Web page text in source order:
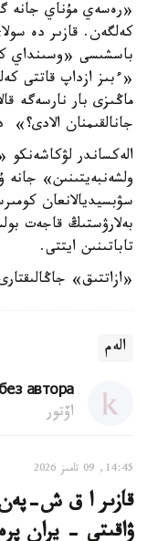
«رەسەي مۇناي جانە
كەلگەن. قازىر دە
باسشىسى «وسىنداي
«ءبىز ازداپ قاتتى
ماڭىزى بار نارسەگە
جانالقىمنان
الەكساندر لۋكاشەنكو
ولشەنبەيتىنىن»
سۋبسيديالانعان
بەلارۋستىڭ قاجەت
تاباتىنىن ايتتى.
«ازاتتىق»
الەم
без автора
اۆتور
14:45, 09 تامىز 2026
قازىر ا ق ش-پەن
ۋاقىتى - يران